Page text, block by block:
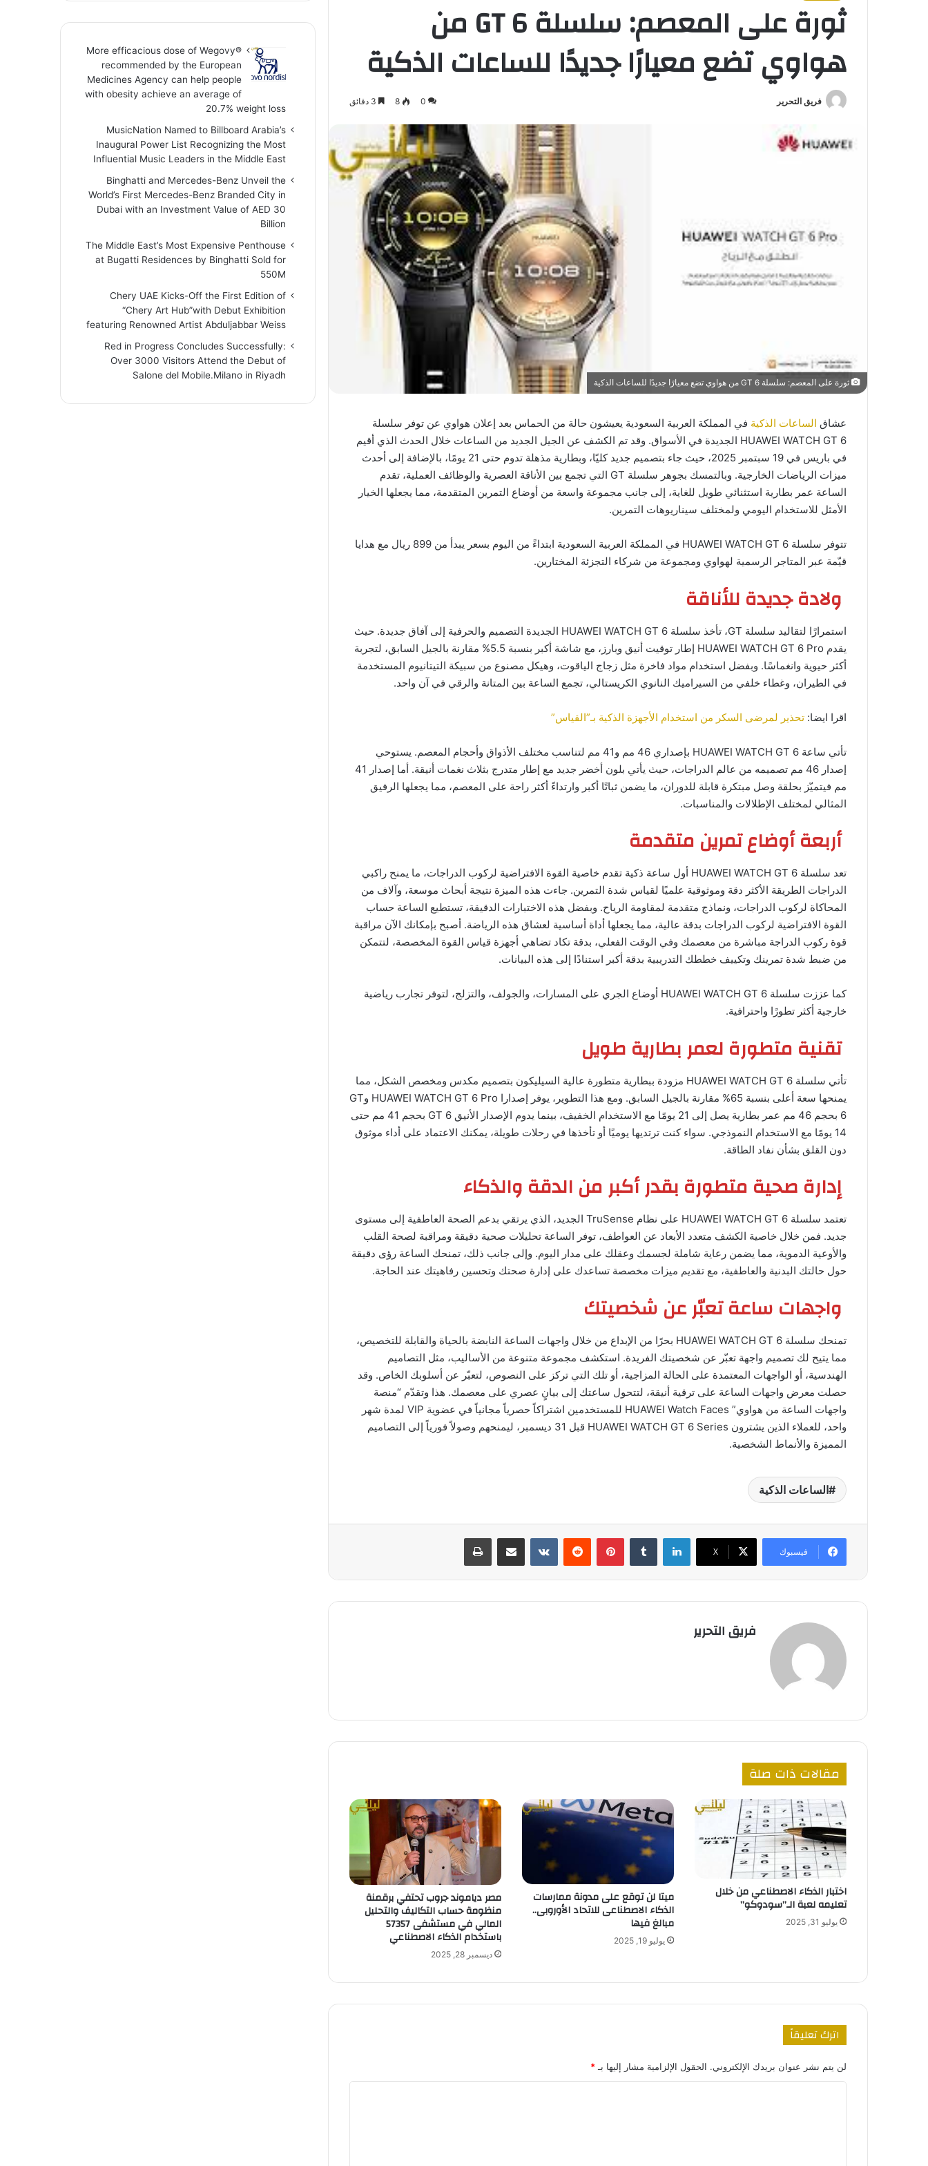
ثورة على المعصم: سلسلة GT 6 من
هواوي تضع معيارًا جديدًا للساعات الذكية
فريق التحرير 0
8
ثورة على المعصم: سلسلة GT 6 من هواوي تضع معيارًا جديدًا للساعات الذكية
عشاق الساعات الذكية في المملكة العربية السعودية يعيشون حالة من الحماس بعد إعلان هواوي عن توفر سلسلة
HUAWEI WATCH GT 6 الجديدة في الأسواق. وقد تم الكشف عن الجيل الجديد من الساعات خلال الحدث الذي أقيم
في باريس في 19 سبتمبر 2025، حيث جاء بتصميم جديد كليًا، وبطارية مذهلة تدوم حتى 21 يومًا، بالإضافة إلى أحدث
ميزات الرياضات الخارجية. وبالتمسك بجوهر سلسلة GT التي تجمع بين الأناقة العصرية والوظائف العملية، تقدم
الساعة عمر بطارية استثنائي طويل للغاية، إلى جانب مجموعة واسعة من أوضاع التمرين المتقدمة، مما يجعلها الخيار
الأمثل للاستخدام اليومي ولمختلف سيناريوهات التمرين.
تتوفر سلسلة HUAWEI WATCH GT 6 في المملكة العربية السعودية ابتداءً من اليوم بسعر يبدأ من 899 ريال مع هدايا
قيّمة عبر المتاجر الرسمية لهواوي ومجموعة من شركاء التجزئة المختارين.
ولادة جديدة للأناقة
استمرارًا لتقاليد سلسلة GT، تأخذ سلسلة HUAWEI WATCH GT 6 الجديدة التصميم والحرفية إلى آفاق جديدة. حيث
يقدم HUAWEI WATCH GT 6 Pro إطار توقيت أنيق وبارز، مع شاشة أكبر بنسبة 5.5% مقارنة بالجيل السابق، لتجربة
أكثر حيوية وانغماسًا. وبفضل استخدام مواد فاخرة مثل زجاج الياقوت، وهيكل مصنوع من سبيكة التيتانيوم المستخدمة
في الطيران، وغطاء خلفي من السيراميك النانوي الكريستالي، تجمع الساعة بين المتانة والرقي في آن واحد.
اقرا ايضا: تحذير لمرضى السكر من استخدام الأجهزة الذكية بـ”القياس”
تأتي ساعة HUAWEI WATCH GT 6 بإصداري 46 مم و41 مم لتناسب مختلف الأذواق وأحجام المعصم. يستوحي
إصدار 46 مم تصميمه من عالم الدراجات، حيث يأتي بلون أخضر جديد مع إطار متدرج بثلاث نغمات أنيقة. أما إصدار 41
مم فيتميّز بحلقة وصل مبتكرة قابلة للدوران، ما يضمن ثباتًا أكبر وارتداءً أكثر راحة على المعصم، مما يجعلها الرفيق
المثالي لمختلف الإطلالات والمناسبات.
أربعة أوضاع تمرين متقدمة
تعد سلسلة HUAWEI WATCH GT 6 أول ساعة ذكية تقدم خاصية القوة الافتراضية لركوب الدراجات، ما يمنح راكبي
الدراجات الطريقة الأكثر دقة وموثوقية علميًا لقياس شدة التمرين. جاءت هذه الميزة نتيجة أبحاث موسعة، وآلاف من
المحاكاة لركوب الدراجات، ونماذج متقدمة لمقاومة الرياح. وبفضل هذه الاختبارات الدقيقة، تستطيع الساعة حساب
القوة الافتراضية لركوب الدراجات بدقة عالية، مما يجعلها أداة أساسية لعشاق هذه الرياضة. أصبح بإمكانك الآن مراقبة
قوة ركوب الدراجة مباشرة من معصمك وفي الوقت الفعلي، بدقة تكاد تضاهي أجهزة قياس القوة المخصصة، لتتمكن
من ضبط شدة تمرينك وتكييف خططك التدريبية بدقة أكبر استنادًا إلى هذه البيانات.
كما عززت سلسلة HUAWEI WATCH GT 6 أوضاع الجري على المسارات، والجولف، والتزلج، لتوفر تجارب رياضية
خارجية أكثر تطورًا واحترافية.
تقنية متطورة لعمر بطارية طويل
تأتي سلسلة HUAWEI WATCH GT 6 مزودة ببطارية متطورة عالية السيليكون بتصميم مكدس ومخصص الشكل، مما
يمنحها سعة أعلى بنسبة 65% مقارنة بالجيل السابق. ومع هذا التطوير، يوفر إصدارا HUAWEI WATCH GT 6 Pro وGT
6 بحجم 46 مم عمر بطارية يصل إلى 21 يومًا مع الاستخدام الخفيف، بينما يدوم الإصدار الأنيق GT 6 بحجم 41 مم حتى
14 يومًا مع الاستخدام النموذجي. سواء كنت ترتديها يوميًا أو تأخذها في رحلات طويلة، يمكنك الاعتماد على أداء موثوق
دون القلق بشأن نفاد الطاقة.
إدارة صحية متطورة بقدر أكبر من الدقة والذكاء
تعتمد سلسلة HUAWEI WATCH GT 6 على نظام TruSense الجديد، الذي يرتقي بدعم الصحة العاطفية إلى مستوى
جديد. فمن خلال خاصية الكشف متعدد الأبعاد عن العواطف، توفر الساعة تحليلات صحية دقيقة ومراقبة لصحة القلب
والأوعية الدموية، مما يضمن رعاية شاملة لجسمك وعقلك على مدار اليوم. وإلى جانب ذلك، تمنحك الساعة رؤى دقيقة
حول حالتك البدنية والعاطفية، مع تقديم ميزات مخصصة تساعدك على إدارة صحتك وتحسين رفاهيتك عند الحاجة.
واجهات ساعة تعبّر عن شخصيتك
تمنحك سلسلة HUAWEI WATCH GT 6 بحرًا من الإبداع من خلال واجهات الساعة النابضة بالحياة والقابلة للتخصيص،
مما يتيح لك تصميم واجهة تعبّر عن شخصيتك الفريدة. استكشف مجموعة متنوعة من الأساليب، مثل التصاميم
الهندسية، أو الواجهات المعتمدة على الحالة المزاجية، أو تلك التي تركز على النصوص، لتعبّر عن أسلوبك الخاص. وقد
حصلت معرض واجهات الساعة على ترقية أنيقة، لتتحول ساعتك إلى بيانٍ عصري على معصمك. هذا وتقدّم “منصة
واجهات الساعة من هواوي” HUAWEI Watch Faces للمستخدمين اشتراكاً حصرياً مجانياً في عضوية VIP لمدة شهر
واحد، للعملاء الذين يشترون HUAWEI WATCH GT 6 Series قبل 31 ديسمبر، ليمنحهم وصولاً فورياً إلى التصاميم
المميزة والأنماط الشخصية.
الساعات الذكية
فيسبوك ‫X
لينكدإن بينتيريست مشاركة عبر البريد طباعة
فريق التحرير
مقالات ذات صلة
اختبار الذكاء الاصطناعي من خلال
تعليمه لعبة الـ”سودوكو”
يوليو 31, 2025
ميتا لن توقع على مدونة ممارسات
الذكاء الاصطناعى للاتحاد الأوروبى..
مبالغ فيها
يوليو 19, 2025
مصر دياموند جروب تحتفي برقمنة
منظومة حساب التكاليف والتحليل
المالي في مستشفى 57357
باستخدام الذكاء الاصطناعي
ديسمبر 28, 2025
اترك تعليقاً
لن يتم نشر عنوان بريدك الإلكتروني. الحقول الإلزامية مشار إليها بـ *
More efficacious dose of Wegovy®️
recommended by the European
Medicines Agency can help people
with obesity achieve an average of
20.7% weight loss
MusicNation Named to Billboard Arabia’s
Inaugural Power List Recognizing the Most
Influential Music Leaders in the Middle East
Binghatti and Mercedes-Benz Unveil the
World’s First Mercedes-Benz Branded City in
Dubai with an Investment Value of AED 30
Billion
The Middle East’s Most Expensive Penthouse
at Bugatti Residences by Binghatti Sold for
550M
Chery UAE Kicks-Off the First Edition of
“Chery Art Hub”with Debut Exhibition
featuring Renowned Artist Abduljabbar Weiss
Red in Progress Concludes Successfully:
Over 3000 Visitors Attend the Debut of
Salone del Mobile.Milano in Riyadh